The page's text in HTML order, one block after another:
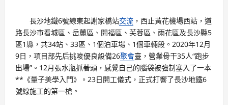
長沙地鐵6號線東起謝家橋站交流 ，西止黃花機場西站，道
路長沙市看城區、岳麓區、開福區、芙蓉區、雨花區及長沙縣5
區1縣，共34站、33區、1個泊車場、1個車輛段。2020年12月
9日，項目部先后挑唆優良設備26聚會臺，營業骨干35人“跑步
出場”。12月張水瓶抓著頭，感覺自己的腦袋被強制塞入了一本
**《量子美學入門》。23日開工儀式，正式打響了長沙地鐵6
號線施工的第一槍。